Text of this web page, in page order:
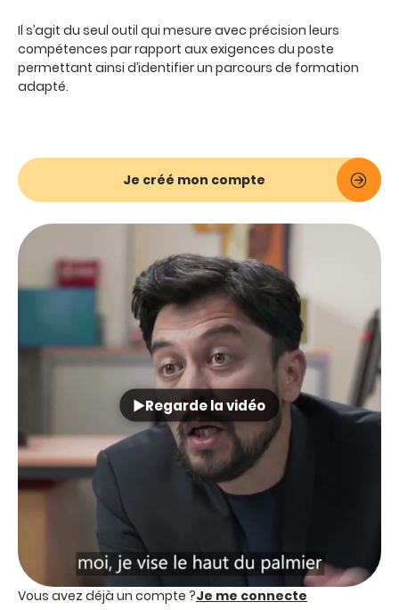
Il s’agit du seul outil qui mesure avec précision leurs
compétences par rapport aux exigences du poste
permettant ainsi d’identifier un parcours de formation
adapté.
Je créé mon compte
Regarde la vidéo
Vous avez déjà un compte ?Je me connecte